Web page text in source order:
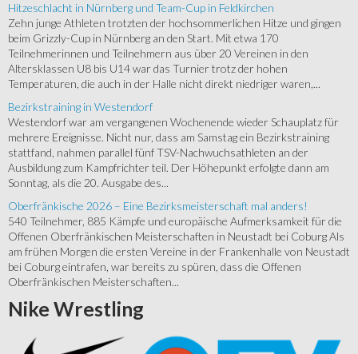
Hitzeschlacht in Nürnberg und Team-Cup in Feldkirchen
Zehn junge Athleten trotzten der hochsommerlichen Hitze und gingen
beim Grizzly-Cup in Nürnberg an den Start. Mit etwa 170
Teilnehmerinnen und Teilnehmern aus über 20 Vereinen in den
Altersklassen U8 bis U14 war das Turnier trotz der hohen
Temperaturen, die auch in der Halle nicht direkt niedriger waren,...
Bezirkstraining in Westendorf
Westendorf war am vergangenen Wochenende wieder Schauplatz für
mehrere Ereignisse. Nicht nur, dass am Samstag ein Bezirkstraining
stattfand, nahmen parallel fünf TSV-Nachwuchsathleten an der
Ausbildung zum Kampfrichter teil. Der Höhepunkt erfolgte dann am
Sonntag, als die 20. Ausgabe des...
Oberfränkische 2026 – Eine Bezirksmeisterschaft mal anders!
540 Teilnehmer, 885 Kämpfe und europäische Aufmerksamkeit für die
Offenen Oberfränkischen Meisterschaften in Neustadt bei Coburg Als
am frühen Morgen die ersten Vereine in der Frankenhalle von Neustadt
bei Coburg eintrafen, war bereits zu spüren, dass die Offenen
Oberfränkischen Meisterschaften...
Nike Wrestling